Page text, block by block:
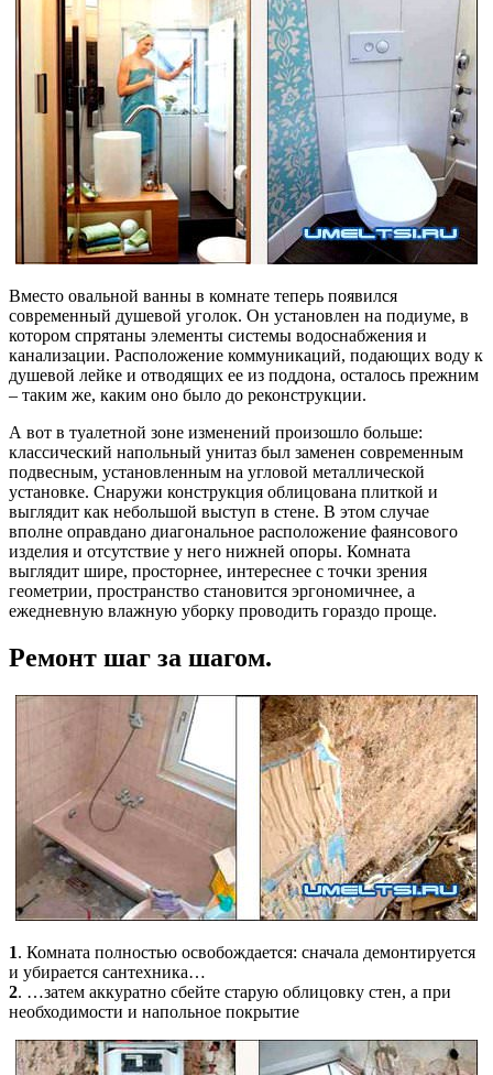
Вместо овальной ванны в комнате теперь появился
современный душевой уголок. Он установлен на подиуме, в
котором спрятаны элементы системы водоснабжения и
канализации. Расположение коммуникаций, подающих воду к
душевой лейке и отводящих ее из поддона, осталось прежним
– таким же, каким оно было до реконструкции.
А вот в туалетной зоне изменений произошло больше:
классический напольный унитаз был заменен современным
подвесным, установленным на угловой металлической
установке. Снаружи конструкция облицована плиткой и
выглядит как небольшой выступ в стене. В этом случае
вполне оправдано диагональное расположение фаянсового
изделия и отсутствие у него нижней опоры. Комната
выглядит шире, просторнее, интереснее с точки зрения
геометрии, пространство становится эргономичнее, а
ежедневную влажную уборку проводить гораздо проще.
Ремонт шаг за шагом.
1. Комната полностью освобождается: сначала демонтируется
и убирается сантехника…
2. …затем аккуратно сбейте старую облицовку стен, а при
необходимости и напольное покрытие